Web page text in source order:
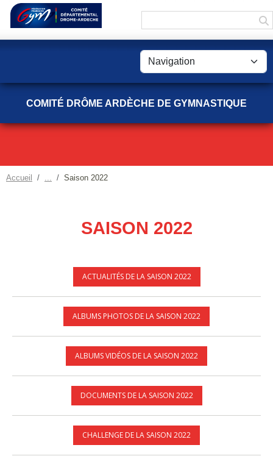
COMITÉ DRÔME ARDÈCHE DE GYMNASTIQUE
Accueil Saison 2022
SAISON 2022
ACTUALITÉS DE LA SAISON 2022
ALBUMS PHOTOS DE LA SAISON 2022
ALBUMS VIDÉOS DE LA SAISON 2022
DOCUMENTS DE LA SAISON 2022
CHALLENGE DE LA SAISON 2022
Panneau de gestion des cookies